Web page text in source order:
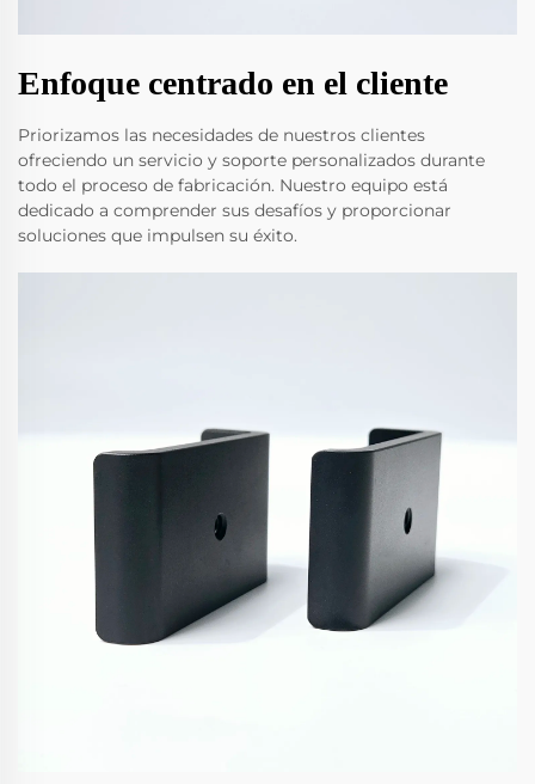
Enfoque centrado en el cliente
Priorizamos las necesidades de nuestros clientes
ofreciendo un servicio y soporte personalizados durante
todo el proceso de fabricación. Nuestro equipo está
dedicado a comprender sus desafíos y proporcionar
soluciones que impulsen su éxito.